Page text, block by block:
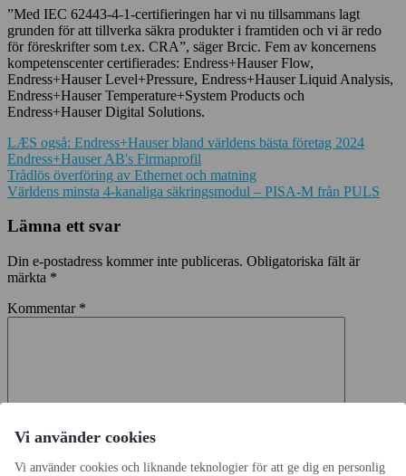
”Med IEC 62443-4-1-certifieringen har vi nu tillsammans lagt
grunden för att tillverka säkra produkter i framtiden och vi är redo
för föreskrifter som t.ex. CRA”, säger Brcic. Fem av koncernens
kompetenscenter certifierades: Endress+Hauser Flow,
Endress+Hauser Level+Pressure, Endress+Hauser Liquid Analysis,
Endress+Hauser Temperature+System Products och
Endress+Hauser Digital Solutions.
LÆS også: Endress+Hauser bland världens bästa företag 2024
Endress+Hauser AB's Firmaprofil
Inläggsnavigering
Trådlös överföring av Ethernet och matning
Världens minsta 4-kanaliga säkringsmodul – PISA-M från PULS
Lämna ett svar
Din e-postadress kommer inte publiceras. Obligatoriska fält är
märkta *
Kommentar *
Vi använder cookies
Vi använder cookies och liknande teknologier för att ge dig en personlig